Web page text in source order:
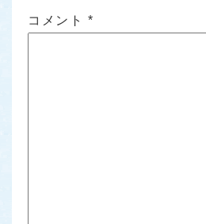
コメント *